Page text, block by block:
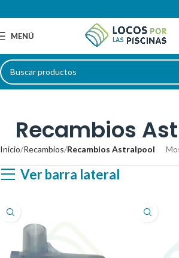
MENÚ
Recambios
Inicio Recambios Recambios Astralpool
Ver barra lateral